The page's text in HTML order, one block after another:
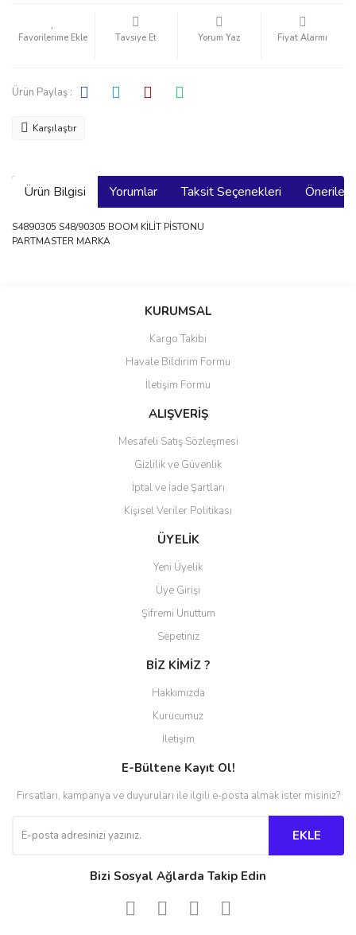
Tavsiye Et Yorum Yaz Fiyat Alarmı
Ürün Paylaş :
Karşılaştır
Ürün Bilgisi Yorumlar Taksit Seçenekleri
S4890305 S48/90305 BOOM KİLİT PİSTONU
PARTMASTER MARKA
Bu ürüne ilk yorumu siz yapın!
Ürün resmi kalitesiz, bozuk veya görüntülenemiyor.
Ürün açıklamasında eksik bilgiler bulunuyor.
Ürün bilgilerinde hatalar bulunuyor.
Gönder
KURUMSAL
Kargo Takibi
Havale Bildirim Formu
İletişim Formu
ALIŞVERİŞ
Mesafeli Satış Sözleşmesi
Gizlilik ve Güvenlik
İptal ve İade Şartları
Kişisel Veriler Politikası
ÜYELİK
Yeni Üyelik
Üye Girişi
Şifremi Unuttum
Sepetiniz
BİZ KİMİZ ?
Hakkımızda
Kurucumuz
İletişim
E-Bültene Kayıt Ol!
Fırsatları, kampanya ve duyuruları ile ilgili e-posta almak ister misiniz?
EKLE
Bizi Sosyal Ağlarda Takip Edin